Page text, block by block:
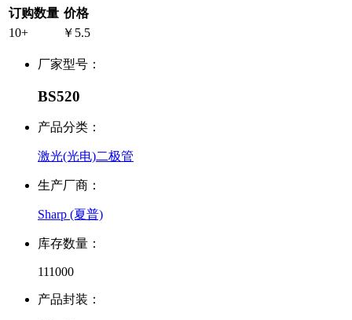
订购数量 价格
10+
￥5.5
厂家型号：
BS520
产品分类：
激光(光电)二极管
生产厂商：
Sharp (夏普)
库存数量：
111000
产品封装：